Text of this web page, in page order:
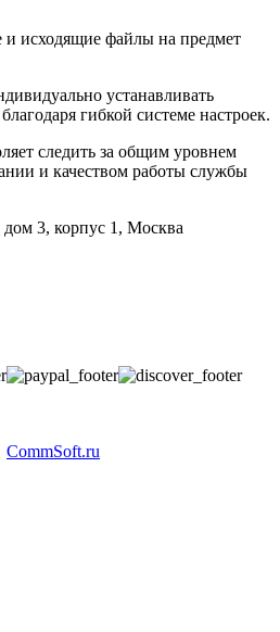
и исходящие файлы на предмет
устанавливать
гибкой системе настроек.
следить за общим уровнем
и качеством работы службы
3, корпус 1, Москва
CommSoft.ru